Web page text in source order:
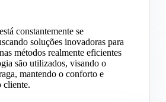
constantemente se
soluções inovadoras para
métodos realmente eficientes
são utilizados, visando o
mantendo o conforto e
cliente.